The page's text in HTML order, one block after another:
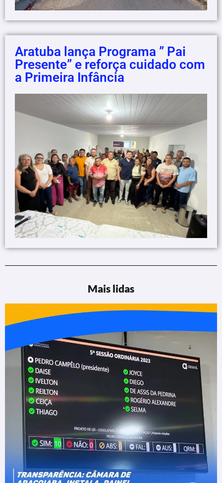
Aratuba lança Programa ” Pai
Presente” e reforça cuidado com
a Primeira Infância
Mais lidas